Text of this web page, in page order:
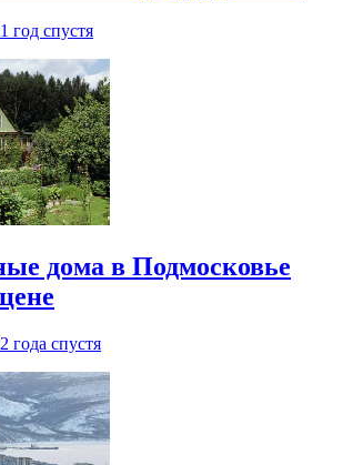
1 год спустя
дома в Подмосковье
2 года спустя